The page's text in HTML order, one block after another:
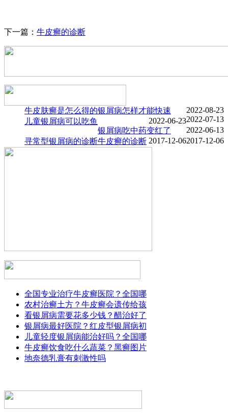
下一篇： 牛皮癣的诊断
牛皮肤癣是怎么得的 2022-08-23
银屑病怎样才能快速
2022-07-13
儿童银屑病可以吃鱼
2022-06-23
银屑病吃中药变红了
2022-06-13
寻常型银屑病的诊断
2017-12-06
牛皮癣的诊断 2017-12-06
全国专业治疗牛皮癣医院？全国哪
农村治癣土方？牛皮癣会遗传给孩
看银屑病需要花多少钱？醋治好了
银屑病最好医院？红皮型银屑病初
儿童轻度银屑病能治好吗？全国哪
牛皮癣饮食吃什么蔬菜？黑癣图片
地奈德乳膏有刺激性吗